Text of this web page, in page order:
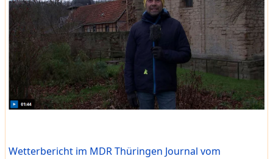
Wetterbericht im MDR Thüringen Journal vom